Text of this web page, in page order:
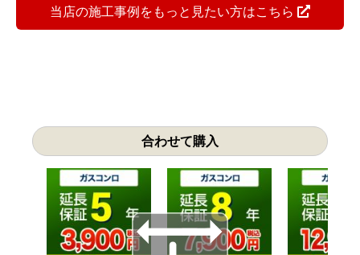
当店の施工事例をもっと見たい方はこちら
合わせて購入